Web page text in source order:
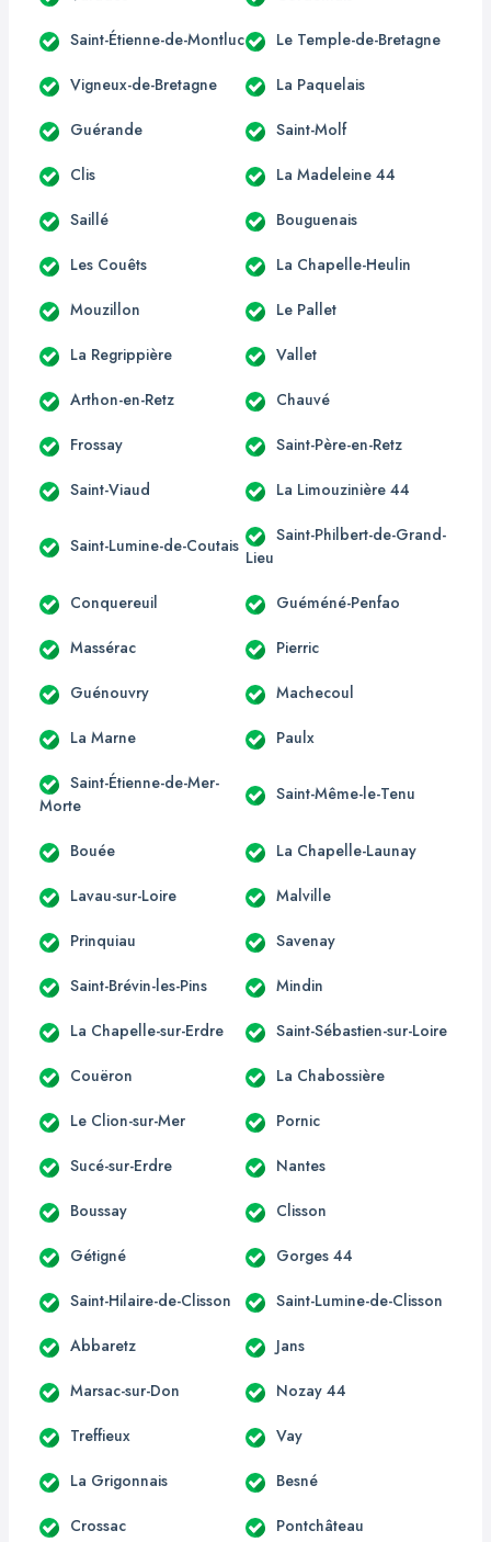
Saint-Étienne-de-Montluc Le Temple-de-Bretagne
Vigneux-de-Bretagne La Paquelais
Guérande Saint-Molf
Clis La Madeleine 44
Saillé Bouguenais
Les Couêts La Chapelle-Heulin
Mouzillon Le Pallet
La Regrippière Vallet
Arthon-en-Retz Chauvé
Frossay Saint-Père-en-Retz
Saint-Viaud La Limouzinière 44
Saint-Lumine-de-Coutais
Saint-Philbert-de-Grand-
Lieu
Conquereuil Guéméné-Penfao
Massérac Pierric
Guénouvry Machecoul
La Marne Paulx
Saint-Étienne-de-Mer-
Morte
Saint-Même-le-Tenu
Bouée La Chapelle-Launay
Lavau-sur-Loire Malville
Prinquiau Savenay
Saint-Brévin-les-Pins Mindin
La Chapelle-sur-Erdre Saint-Sébastien-sur-Loire
Couëron La Chabossière
Le Clion-sur-Mer Pornic
Sucé-sur-Erdre Nantes
Boussay Clisson
Gétigné Gorges 44
Saint-Hilaire-de-Clisson Saint-Lumine-de-Clisson
Abbaretz Jans
Marsac-sur-Don Nozay 44
Treffieux Vay
La Grigonnais Besné
Crossac Pontchâteau